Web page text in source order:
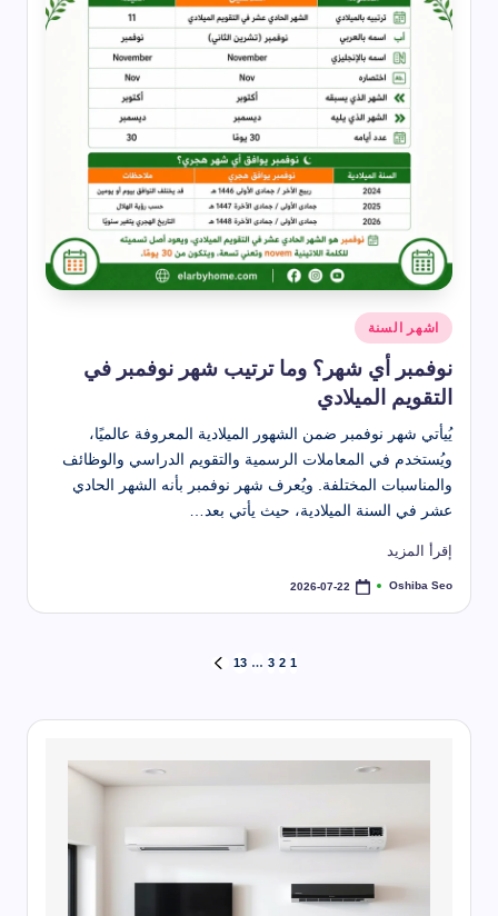
نُشر
في
اشهر السنة
نوفمبر أي شهر؟ وما ترتيب شهر نوفمبر في
التقويم الميلادي
يُيأتي شهر نوفمبر ضمن الشهور الميلادية المعروفة عالميًا،
ويُستخدم في المعاملات الرسمية والتقويم الدراسي والوظائف
والمناسبات المختلفة. ويُعرف شهر نوفمبر بأنه الشهر الحادي
عشر في السنة الميلادية، حيث يأتي بعد…
إقرأ المزيد
تمّ
بواسطة
Oshiba Seo
2026-07-22
صفحات
المقالات
1
2
3
…
13